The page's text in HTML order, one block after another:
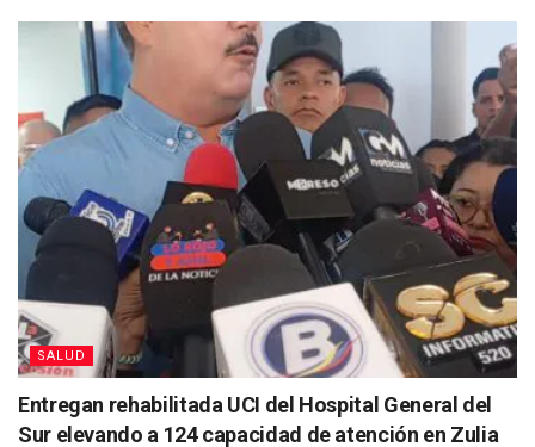
SALUD
Entregan rehabilitada UCI del Hospital General del
Sur elevando a 124 capacidad de atención en Zulia